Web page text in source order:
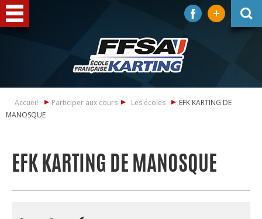
Accueil Participer aux cours Les écoles
EFK KARTING DE
MANOSQUE
EFK KARTING DE MANOSQUE